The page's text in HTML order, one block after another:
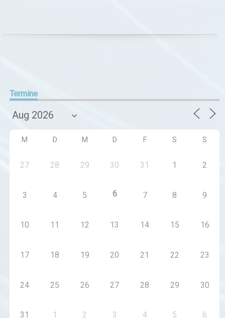
Termine
M D M D F S S
27 28 29 30 31 1 2
3 4 5 6 7 8 9
10 11 12 13 14 15 16
17 18 19 20 21 22 23
24 25 26 27 28 29 30
31 1 2 3 4 5 6